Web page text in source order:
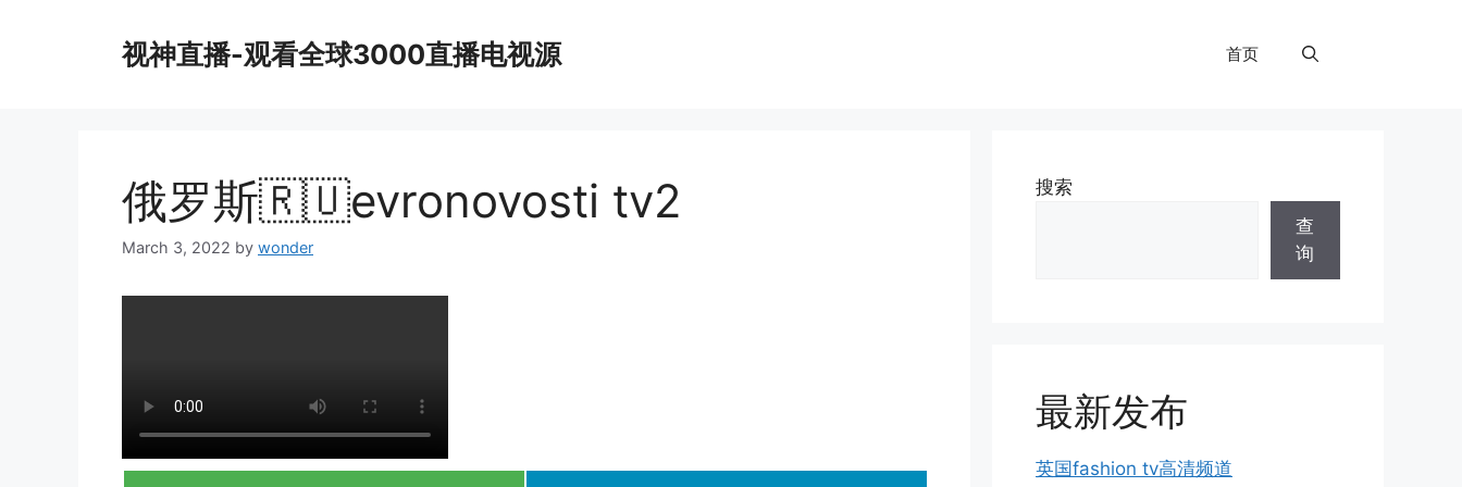
视神直播-观看全球3000直播电视源 首页
俄罗斯🇷🇺evronovosti tv2
March 3, 2022 by wonder
搜索
查
询
最新发布
英国fashion tv高清频道